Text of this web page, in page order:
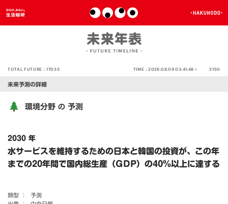
TOTAL FUTURE :17033 TIME :2026.08.09 03:41:48 > 2150
未来予測の詳細
環境分野 の 予測
2030 年
水サービスを維持するための日本と韓国の投資が、この年
までの20年間で国内総生産（GDP）の40％以上に達する
類型 ：
予測